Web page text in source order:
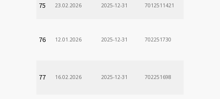
75 23.02.2026 2025-12-31 7012511421
76 12.01.2026 2025-12-31 702251730
77 16.02.2026 2025-12-31 702251698